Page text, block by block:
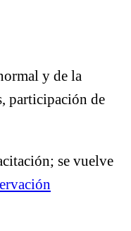
y de la
participación de
se vuelve